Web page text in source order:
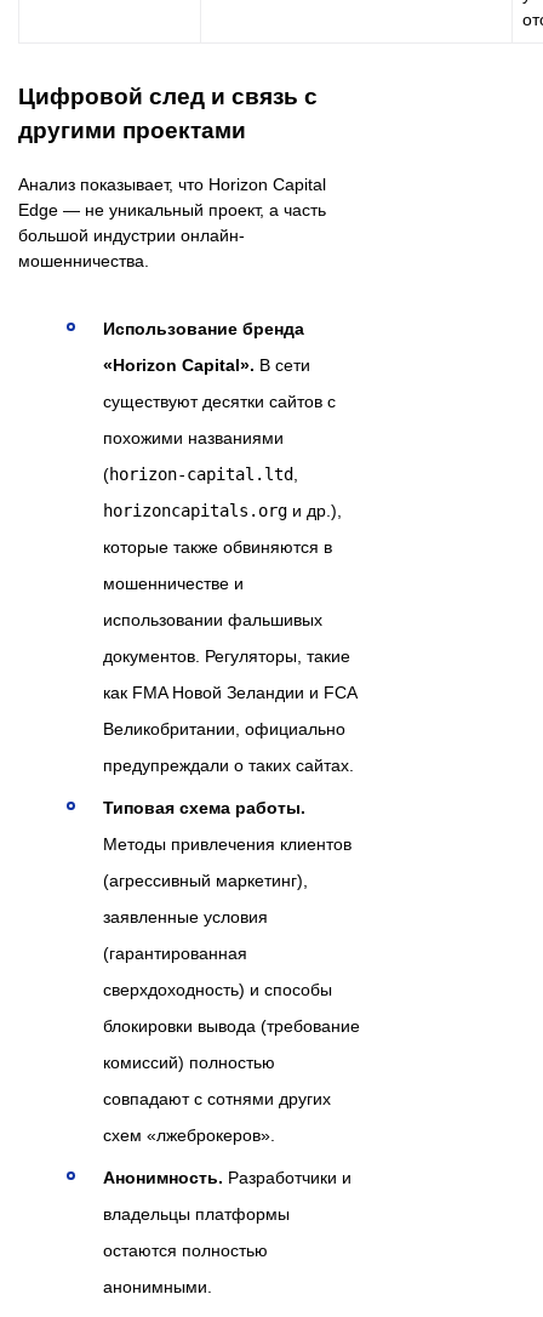
Цифровой след и связь с
другими проектами
Анализ показывает, что Horizon Capital
Edge — не уникальный проект, а часть
большой индустрии онлайн-
мошенничества.
Использование бренда
«Horizon Capital». В сети
существуют десятки сайтов с
похожими названиями
(horizon-capital.ltd
horizoncapitals.org и др.),
которые также обвиняются в
мошенничестве и
использовании фальшивых
документов. Регуляторы, такие
как FMA Новой Зеландии и FCA
Великобритании, официально
предупреждали о таких сайтах.
Типовая схема работы.
Методы привлечения клиентов
(агрессивный маркетинг),
заявленные условия
(гарантированная
сверхдоходность) и способы
блокировки вывода (требование
комиссий) полностью
совпадают с сотнями других
схем «лжеброкеров».
Анонимность. Разработчики и
владельцы платформы
остаются полностью
анонимными.